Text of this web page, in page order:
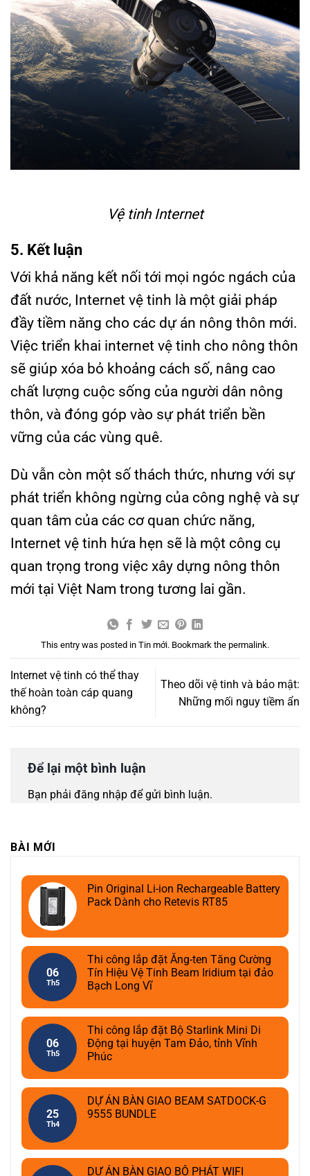
Vệ tinh Internet
5. Kết luận
Với khả năng kết nối tới mọi ngóc ngách của
đất nước, Internet vệ tinh là một giải pháp
đầy tiềm năng cho các dự án nông thôn mới.
Việc triển khai internet vệ tinh cho nông thôn
sẽ giúp xóa bỏ khoảng cách số, nâng cao
chất lượng cuộc sống của người dân nông
thôn, và đóng góp vào sự phát triển bền
vững của các vùng quê.
Dù vẫn còn một số thách thức, nhưng với sự
phát triển không ngừng của công nghệ và sự
quan tâm của các cơ quan chức năng,
Internet vệ tinh hứa hẹn sẽ là một công cụ
quan trọng trong việc xây dựng nông thôn
mới tại Việt Nam trong tương lai gần.
This entry was posted in Tin mới. Bookmark the permalink.
Internet vệ tinh có thể thay
thế hoàn toàn cáp quang
không?
Theo dõi vệ tinh và bảo mật:
Những mối nguy tiềm ẩn
Để lại một bình luận
Bạn phải đăng nhập để gửi bình luận.
BÀI MỚI
Pin Original Li-ion Rechargeable Battery
Pack Dành cho Retevis RT85
06
Th5
Thi công lắp đặt Ăng-ten Tăng Cường
Tín Hiệu Vệ Tinh Beam Iridium tại đảo
Bạch Long Vĩ
06
Th5
Thi công lắp đặt Bộ Starlink Mini Di
Động tại huyện Tam Đảo, tỉnh Vĩnh
Phúc
25
Th4
DỰ ÁN BÀN GIAO BEAM SATDOCK-G
9555 BUNDLE
DỰ ÁN BÀN GIAO BỘ PHÁT WIFI